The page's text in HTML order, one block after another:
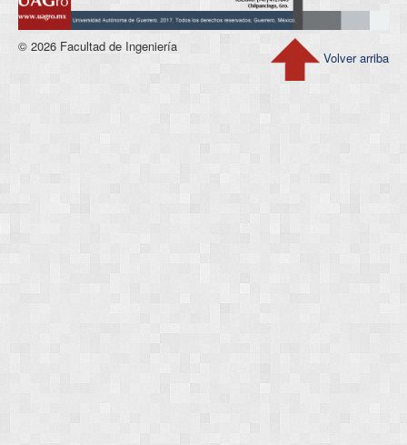
Volver arriba
© 2026 Facultad de Ingeniería